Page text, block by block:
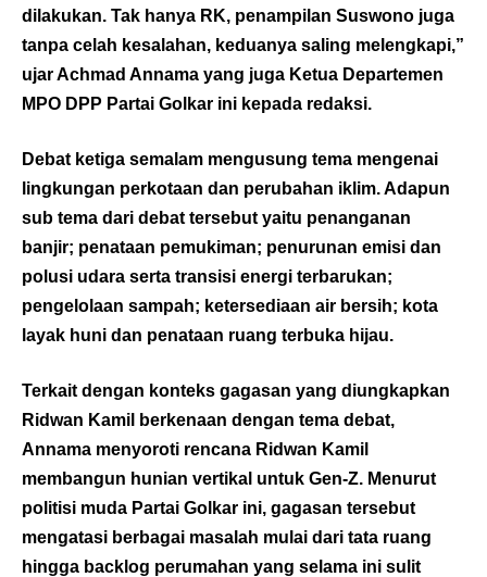
dilakukan. Tak hanya RK, penampilan Suswono juga
tanpa celah kesalahan, keduanya saling melengkapi,”
ujar Achmad Annama yang juga Ketua Departemen
MPO DPP Partai Golkar ini kepada redaksi.
Debat ketiga semalam mengusung tema mengenai
lingkungan perkotaan dan perubahan iklim. Adapun
sub tema dari debat tersebut yaitu penanganan
banjir; penataan pemukiman; penurunan emisi dan
polusi udara serta transisi energi terbarukan;
pengelolaan sampah; ketersediaan air bersih; kota
layak huni dan penataan ruang terbuka hijau.
Terkait dengan konteks gagasan yang diungkapkan
Ridwan Kamil berkenaan dengan tema debat,
Annama menyoroti rencana Ridwan Kamil
membangun hunian vertikal untuk Gen-Z. Menurut
politisi muda Partai Golkar ini, gagasan tersebut
mengatasi berbagai masalah mulai dari tata ruang
hingga backlog perumahan yang selama ini sulit